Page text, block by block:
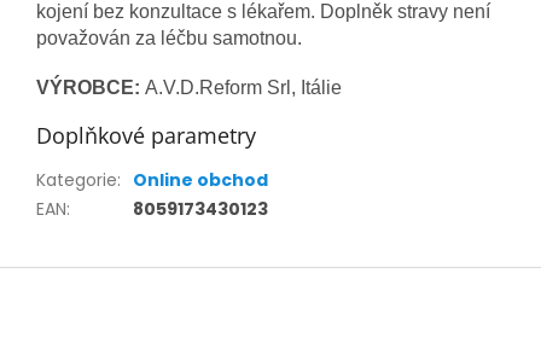
kojení bez konzultace s lékařem. Doplněk stravy není
považován za léčbu samotnou.
VÝROBCE: A.V.D.Reform Srl, Itálie
Doplňkové parametry
Kategorie: Online obchod
EAN: 8059173430123
Z